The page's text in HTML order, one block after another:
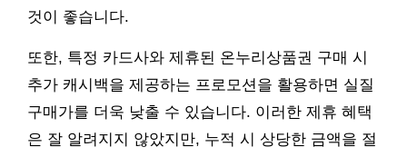
것이 좋습니다.
또한, 특정 카드사와 제휴된 온누리상품권 구매 시
추가 캐시백을 제공하는 프로모션을 활용하면 실질
구매가를 더욱 낮출 수 있습니다. 이러한 제휴 혜택
은 잘 알려지지 않았지만, 누적 시 상당한 금액을 절